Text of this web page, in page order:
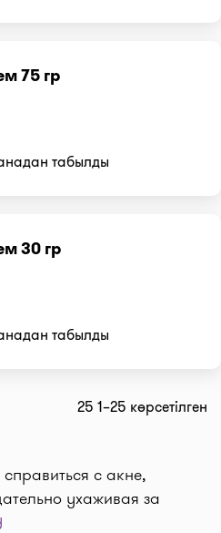
75 гр
табылды
30 гр
табылды
25 1–25 көрсетілген
с акне,
ухаживая за
крем. Другие